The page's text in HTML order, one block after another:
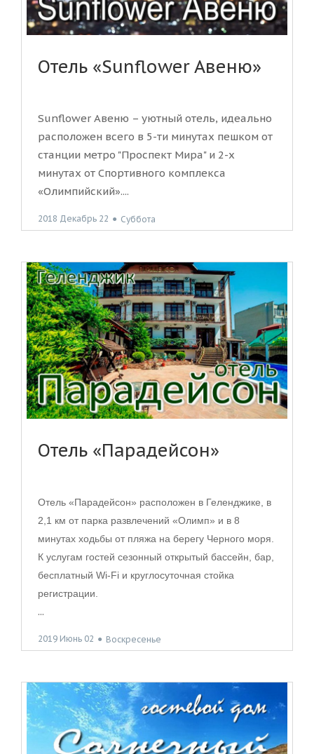
Отель «Sunflower Авеню»
Sunflower Авеню – уютный отель, идеально
расположен всего в 5-ти минутах пешком от
станции метро "Проспект Мира" и 2-х
минутах от Спортивного комплекса
«Олимпийский»....
2018 Декабрь 22 ● Суббота
Отель «Парадейсон»
Отель «Парадейсон» расположен в Геленджике, в
2,1 км от парка развлечений «Олимп» и в 8
минутах ходьбы от пляжа на берегу Черного моря.
К услугам гостей сезонный открытый бассейн, бар,
бесплатный Wi-Fi и круглосуточная стойка
регистрации.
...
2019 Июнь 02 ● Воскресенье